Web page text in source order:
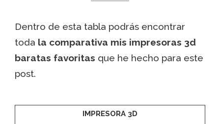
Dentro de esta tabla podrás encontrar
toda la comparativa mis impresoras 3d
baratas favoritas que he hecho para este
post.
IMPRESORA 3D